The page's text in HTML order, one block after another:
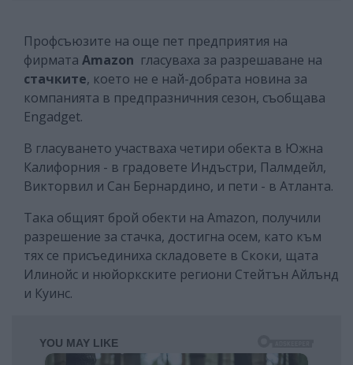
Профсъюзите на още пет предприятия на
фирмата Amazon гласуваха за разрешаване на
стачките, което не е най-добрата новина за
компанията в предпразничния сезон, съобщава
Engadget.
В гласуването участваха четири обекта в Южна
Калифорния - в градовете Индъстри, Палмдейл,
Викторвил и Сан Бернардино, и пети - в Атланта.
Така общият брой обекти на Amazon, получили
разрешение за стачка, достигна осем, като към
тях се присъединиха складовете в Скоки, щата
Илинойс и нюйоркските региони Стейтън Айлънд
и Куинс.